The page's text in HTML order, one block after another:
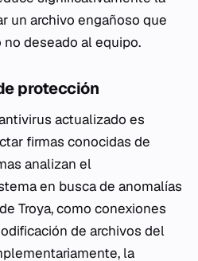
un archivo engañoso que
deseado al equipo.
protección
actualizado es
firmas conocidas de
analizan el
en busca de anomalías
Troya, como conexiones
de archivos del
la